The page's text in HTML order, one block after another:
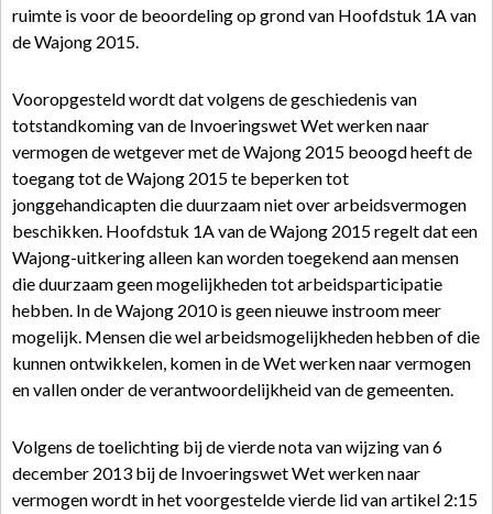
ruimte is voor de beoordeling op grond van Hoofdstuk 1A van
de Wajong 2015.
Vooropgesteld wordt dat volgens de geschiedenis van
totstandkoming van de Invoeringswet Wet werken naar
vermogen de wetgever met de Wajong 2015 beoogd heeft de
toegang tot de Wajong 2015 te beperken tot
jonggehandicapten die duurzaam niet over arbeidsvermogen
beschikken. Hoofdstuk 1A van de Wajong 2015 regelt dat een
Wajong-uitkering alleen kan worden toegekend aan mensen
die duurzaam geen mogelijkheden tot arbeidsparticipatie
hebben. In de Wajong 2010 is geen nieuwe instroom meer
mogelijk. Mensen die wel arbeidsmogelijkheden hebben of die
kunnen ontwikkelen, komen in de Wet werken naar vermogen
en vallen onder de verantwoordelijkheid van de gemeenten.
Volgens de toelichting bij de vierde nota van wijzing van 6
december 2013 bij de Invoeringswet Wet werken naar
vermogen wordt in het voorgestelde vierde lid van artikel 2:15